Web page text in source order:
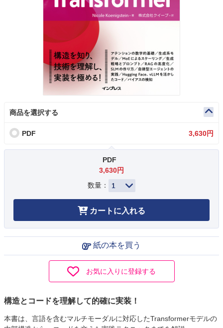
商品を選択する
PDF 3,630円
PDF
3,630円
数量：
カートに入れる
紙の本を買う
お気に入りに登録する
構造とコードを理解して的確に実装！
本書は、言語を含むマルチモーダルに対応したTransformerモデルの